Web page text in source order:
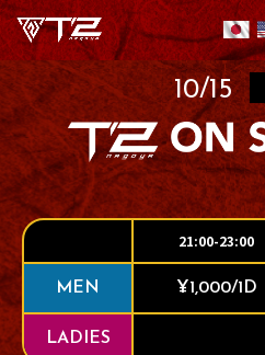
10/15
21:00-23:00
MEN ¥1,000/1D
LADIES